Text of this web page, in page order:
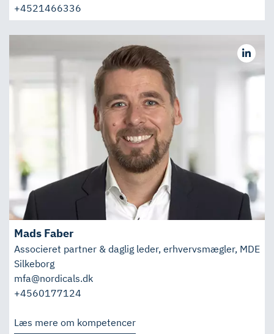
+4521466336
Mads Faber
Associeret partner & daglig leder, erhvervsmægler, MDE
Silkeborg
mfa@nordicals.dk
+4560177124
Læs mere om kompetencer